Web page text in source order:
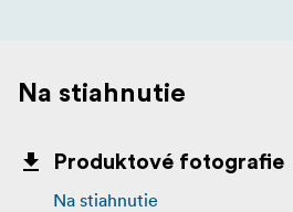
Na stiahnutie
Produktové fotografie
Na stiahnutie